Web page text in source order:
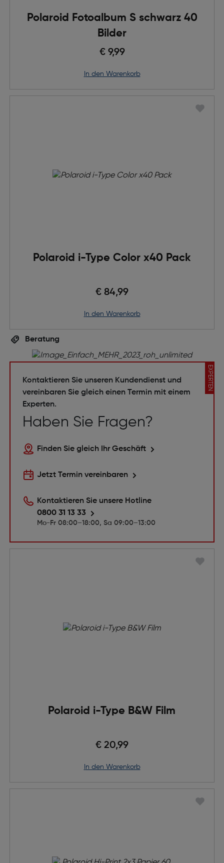
Polaroid Fotoalbum S schwarz 40
Bilder
€ 9,99
in den Warenkorb
Polaroid i-Type Color x40 Pack
€ 84,99
in den Warenkorb
Beratung
EXPERTEN
Kontaktieren Sie unseren Kundendienst und
vereinbaren Sie gleich einen Termin mit einem
Experten.
Haben Sie Fragen?
Finden Sie gleich Ihr Geschäft
Jetzt Termin vereinbaren
Kontaktieren Sie unsere Hotline
0800 31 13 33
Mo-Fr 08:00–18:00, Sa 09:00–13:00
Polaroid i-Type B&W Film
€ 20,99
in den Warenkorb